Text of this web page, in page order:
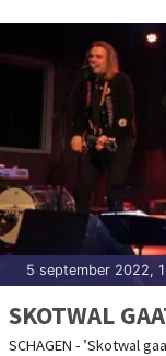
5 september 2022,
SKOTWAL
SCHAGEN - ’Skotwal